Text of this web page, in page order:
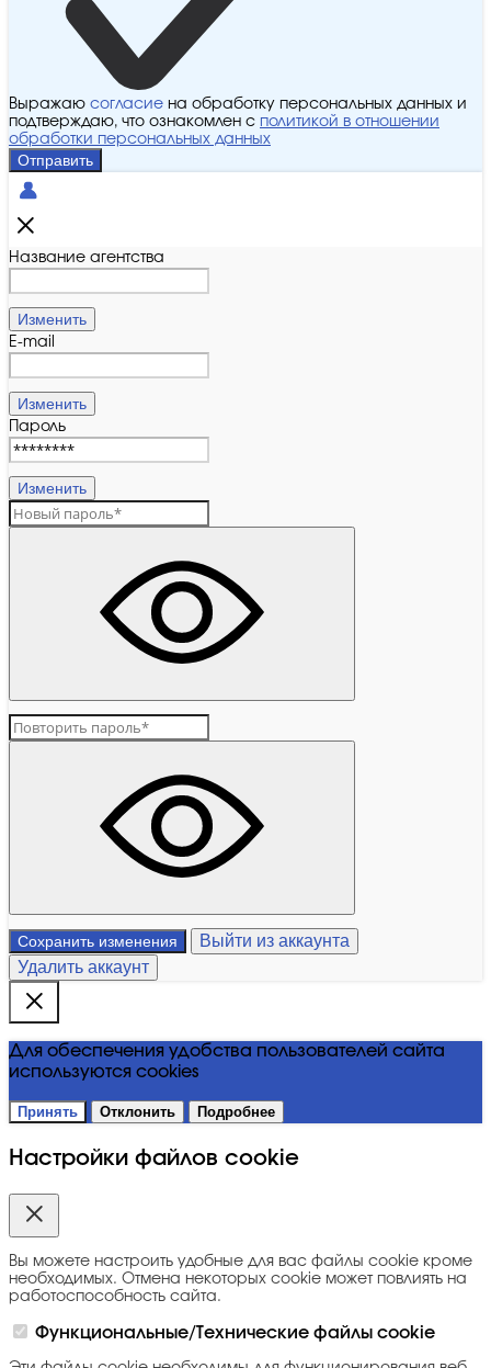
Выражаю согласие на обработку персональных данных и
подтверждаю, что ознакомлен с политикой в отношении
обработки персональных данных
Отправить
Название агентства
Изменить
E-mail
Изменить
Пароль
Изменить
Сохранить изменения
Выйти из аккаунта
Удалить аккаунт
Для обеспечения удобства пользователей сайта
используются cookies
Принять Отклонить Подробнее
Настройки файлов cookie
Вы можете настроить удобные для вас файлы cookie кроме
необходимых. Отмена некоторых cookie может повлиять на
работоспособность сайта.
Функциональные/Технические файлы cookie